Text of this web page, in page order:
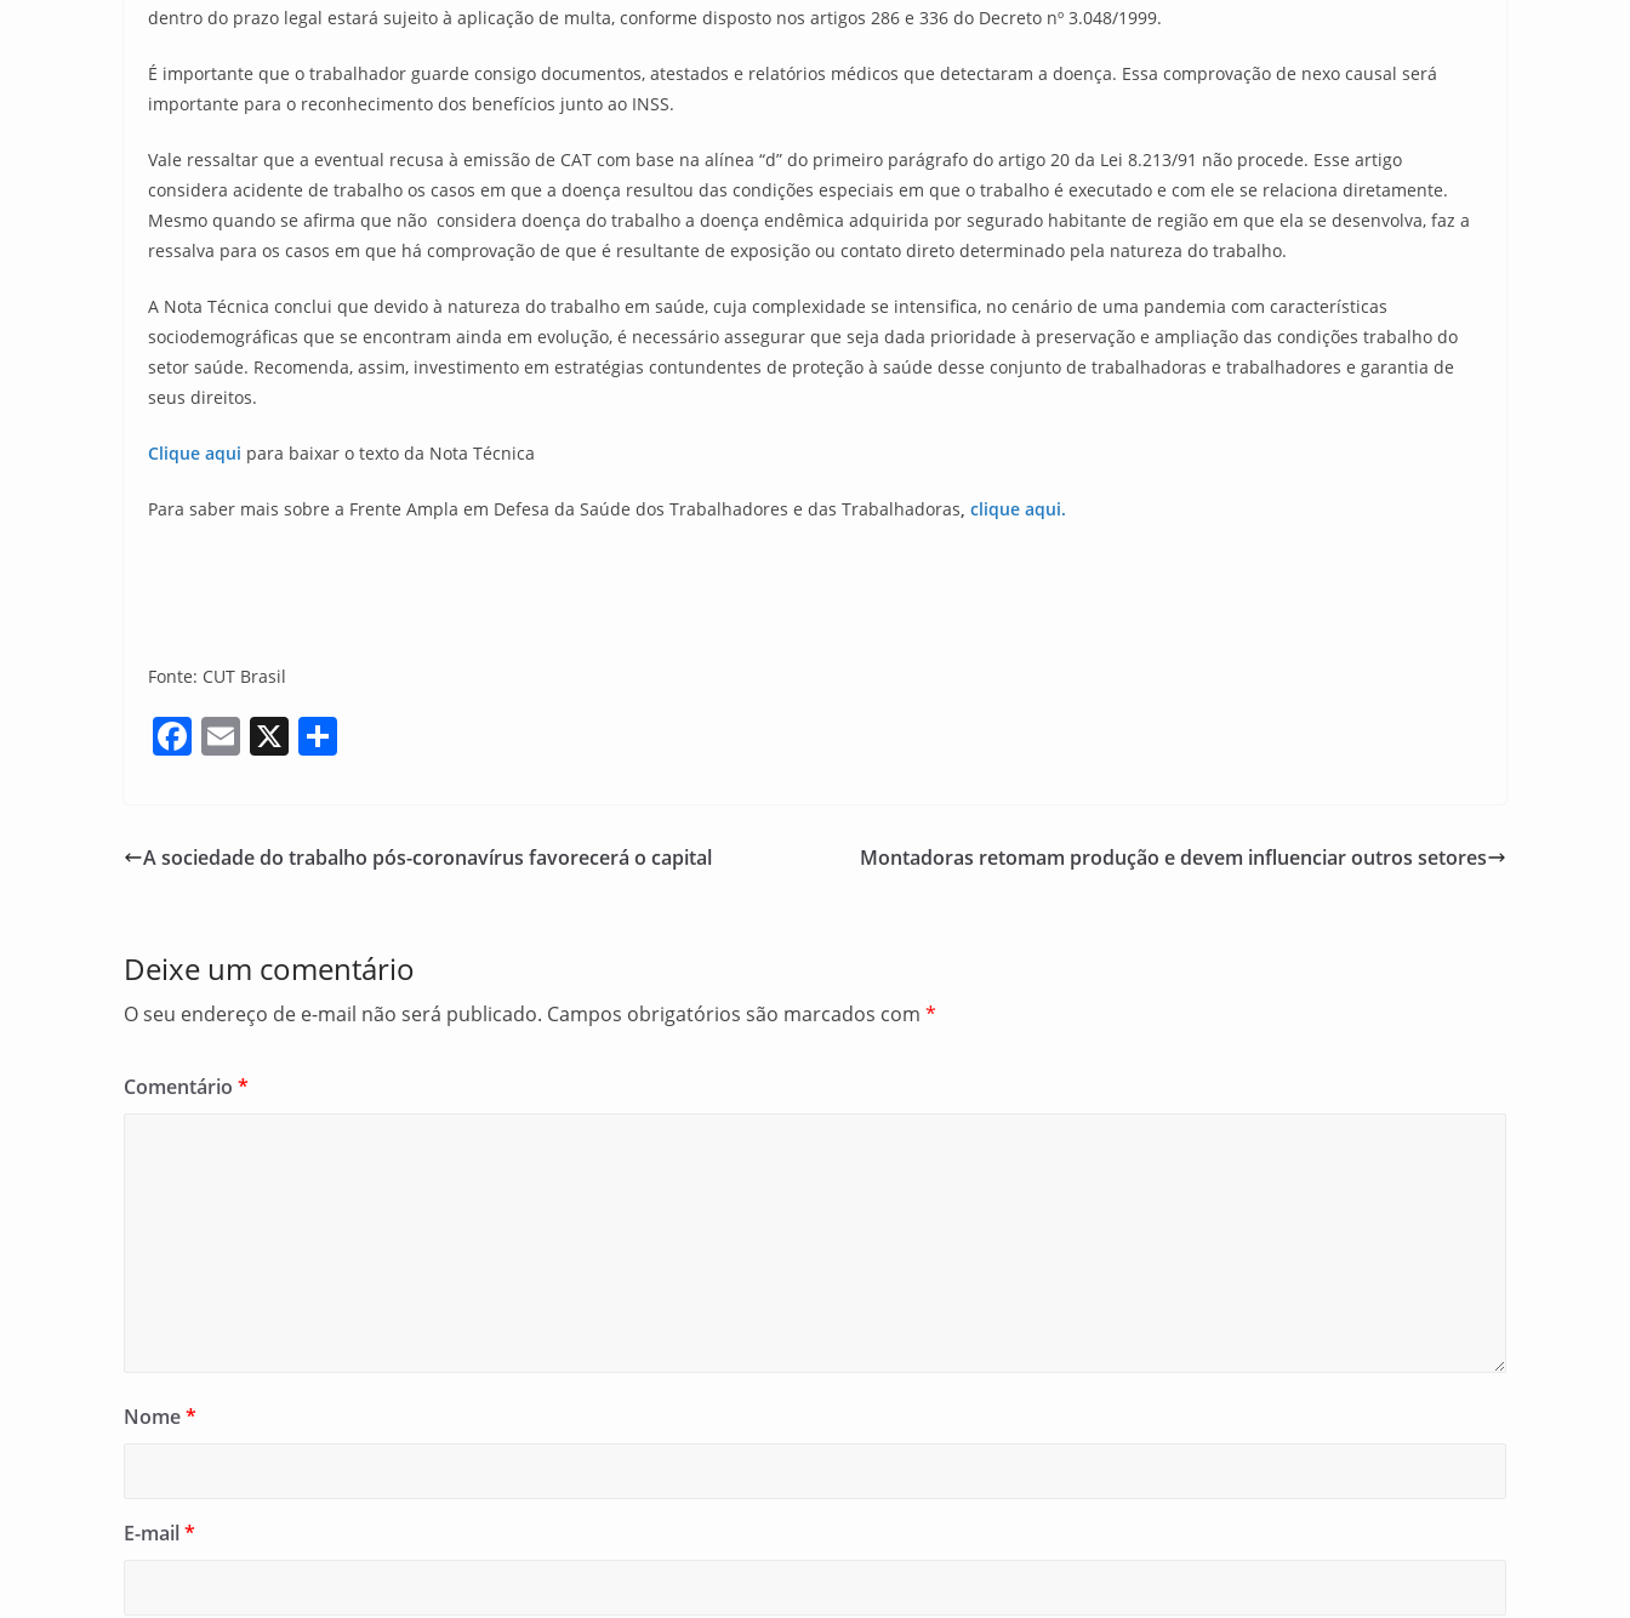
dentro do prazo legal estará sujeito à aplicação de multa, conforme disposto nos artigos 286 e 336 do Decreto nº 3.048/1999.
É importante que o trabalhador guarde consigo documentos, atestados e relatórios médicos que detectaram a doença. Essa comprovação de nexo causal será
importante para o reconhecimento dos benefícios junto ao INSS.
Vale ressaltar que a eventual recusa à emissão de CAT com base na alínea “d” do primeiro parágrafo do artigo 20 da Lei 8.213/91 não procede. Esse artigo
considera acidente de trabalho os casos em que a doença resultou das condições especiais em que o trabalho é executado e com ele se relaciona diretamente.
Mesmo quando se afirma que não considera doença do trabalho a doença endêmica adquirida por segurado habitante de região em que ela se desenvolva, faz a
ressalva para os casos em que há comprovação de que é resultante de exposição ou contato direto determinado pela natureza do trabalho.
A Nota Técnica conclui que devido à natureza do trabalho em saúde, cuja complexidade se intensifica, no cenário de uma pandemia com características
sociodemográficas que se encontram ainda em evolução, é necessário assegurar que seja dada prioridade à preservação e ampliação das condições trabalho do
setor saúde. Recomenda, assim, investimento em estratégias contundentes de proteção à saúde desse conjunto de trabalhadoras e trabalhadores e garantia de
seus direitos.
Clique aqui para baixar o texto da Nota Técnica
Para saber mais sobre a Frente Ampla em Defesa da Saúde dos Trabalhadores e das Trabalhadoras, clique aqui.
Fonte: CUT Brasil
F
e
o
k
E
l
X
e
A sociedade do trabalho pós-coronavírus favorecerá o capital Montadoras retomam produção e devem influenciar outros setores
Deixe um comentário
O seu endereço de e-mail não será publicado. Campos obrigatórios são marcados com *
Comentário *
Nome*
E-mail*